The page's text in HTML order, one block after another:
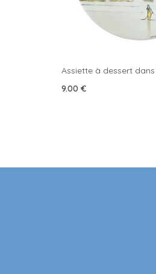
Assiette à dessert
9.00 €